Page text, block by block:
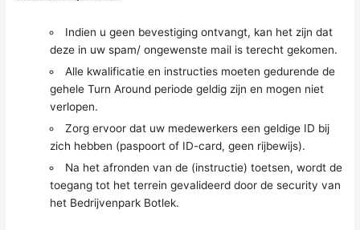
Indien u geen bevestiging ontvangt, kan het zijn dat
deze in uw spam/ ongewenste mail is terecht gekomen.
Alle kwalificatie en instructies moeten gedurende de
gehele Turn Around periode geldig zijn en mogen niet
verlopen.
Zorg ervoor dat uw medewerkers een geldige ID bij
zich hebben (paspoort of ID-card, geen rijbewijs).
Na het afronden van de (instructie) toetsen, wordt de
toegang tot het terrein gevalideerd door de security van
het Bedrijvenpark Botlek.